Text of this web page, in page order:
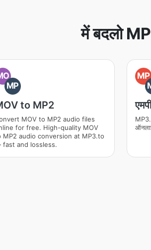
में बदलो
MP
to MP2
MOV to MP2 audio files
for free. High-quality MOV
MP2 audio conversion at MP3.to
and lossless.
MP